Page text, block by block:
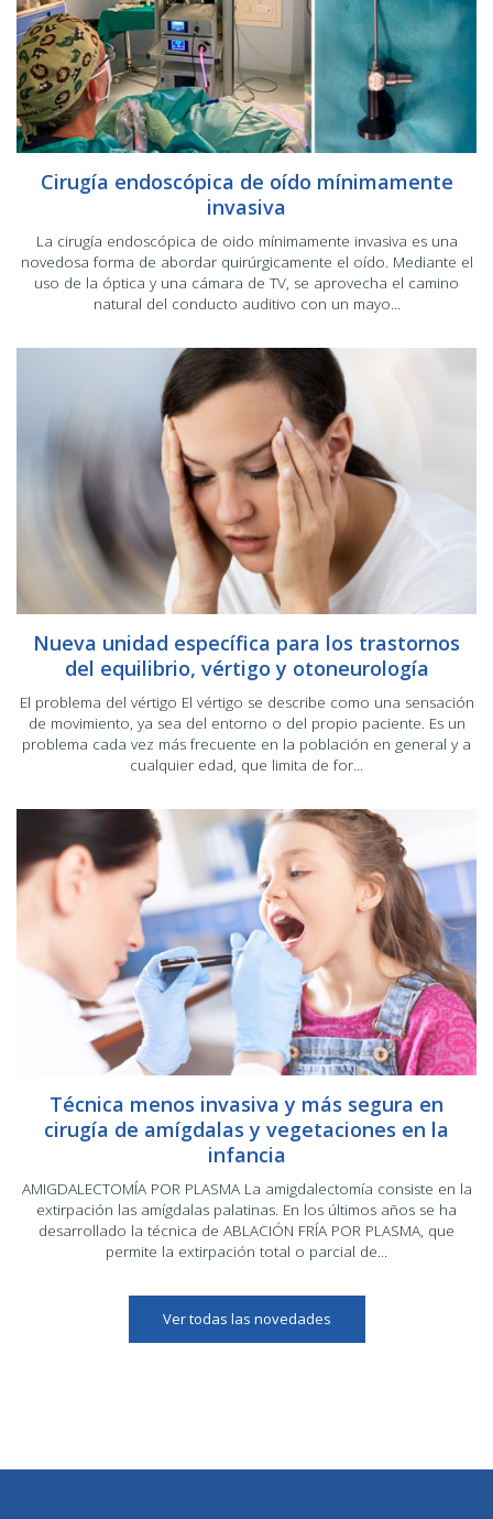
Cirugía endoscópica de oído mínimamente
invasiva
La cirugía endoscópica de oido mínimamente invasiva es una
novedosa forma de abordar quirúrgicamente el oído. Mediante el
uso de la óptica y una cámara de TV, se aprovecha el camino
natural del conducto auditivo con un mayo...
Nueva unidad específica para los trastornos
del equilibrio, vértigo y otoneurología
El problema del vértigo El vértigo se describe como una sensación
de movimiento, ya sea del entorno o del propio paciente. Es un
problema cada vez más frecuente en la población en general y a
cualquier edad, que limita de for...
Técnica menos invasiva y más segura en
cirugía de amígdalas y vegetaciones en la
infancia
AMIGDALECTOMÍA POR PLASMA La amigdalectomía consiste en la
extirpación las amígdalas palatinas. En los últimos años se ha
desarrollado la técnica de ABLACIÓN FRÍA POR PLASMA, que
permite la extirpación total o parcial de...
Ver todas las novedades